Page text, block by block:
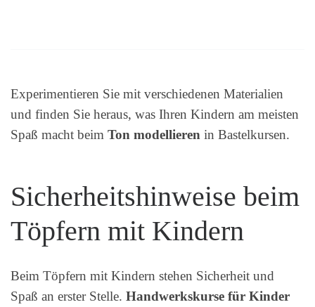
Experimentieren Sie mit verschiedenen Materialien
und finden Sie heraus, was Ihren Kindern am meisten
Spaß macht beim Ton modellieren in Bastelkursen.
Sicherheitshinweise beim
Töpfern mit Kindern
Beim Töpfern mit Kindern stehen Sicherheit und
Spaß an erster Stelle. Handwerkskurse für Kinder